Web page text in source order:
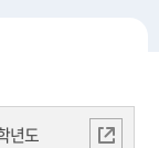
년도